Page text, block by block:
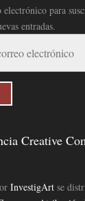
para
entradas.
Creative
InvestigArtse